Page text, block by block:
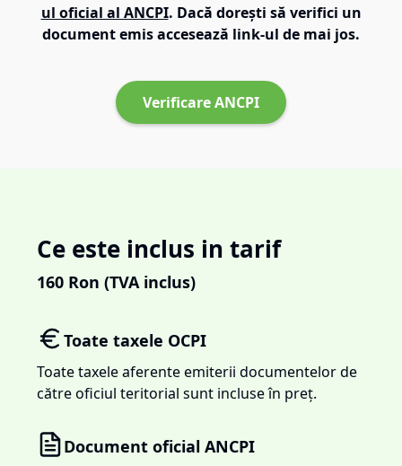
ul oficial al ANCPI. Dacă dorești să verifici un
document emis accesează link-ul de mai jos.
Verificare ANCPI
Ce este inclus in tarif
160 Ron (TVA inclus)
Toate taxele OCPI
Toate taxele aferente emiterii documentelor de
către oficiul teritorial sunt incluse în preț.
Document oficial ANCPI